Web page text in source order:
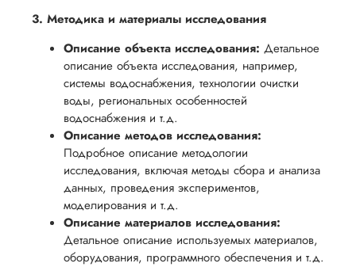
3. Методика и материалы исследования
Описание объекта исследования: Детальное
описание объекта исследования, например,
системы водоснабжения, технологии очистки
воды, региональных особенностей
водоснабжения и т.д.
Описание методов исследования:
Подробное описание методологии
исследования, включая методы сбора и анализа
данных, проведения экспериментов,
моделирования и т.д.
Описание материалов исследования:
Детальное описание используемых материалов,
оборудования, программного обеспечения и т.д.